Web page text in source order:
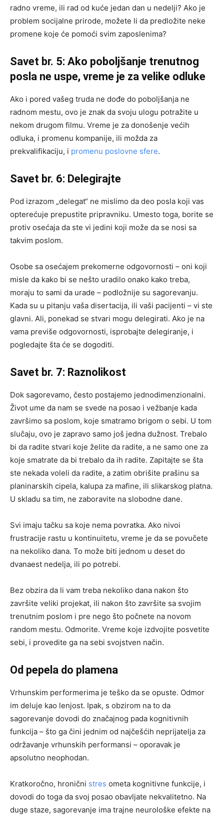
radno vreme, ili rad od kuće jedan dan u nedelji? Ako je
problem socijalne prirode, možete li da predložite neke
promene koje će pomoći svim zaposlenima?
Savet br. 5: Ako poboljšanje trenutnog
posla ne uspe, vreme je za velike odluke
Ako i pored vašeg truda ne dođe do poboljšanja ne
radnom mestu, ovo je znak da svoju ulogu potražite u
nekom drugom filmu. Vreme je za donošenje većih
odluka, i promenu kompanije, ili možda za
prekvalifikaciju, i promenu poslovne sfere.
Savet br. 6: Delegirajte
Pod izrazom „delegat“ ne mislimo da deo posla koji vas
opterećuje prepustite pripravniku. Umesto toga, borite se
protiv osećaja da ste vi jedini koji može da se nosi sa
takvim poslom.
Osobe sa osećajem prekomerne odgovornosti – oni koji
misle da kako bi se nešto uradilo onako kako treba,
moraju to sami da urade – podložnije su sagorevanju.
Kada su u pitanju vaša disertacija, ili vaši pacijenti – vi ste
glavni. Ali, ponekad se stvari mogu delegirati. Ako je na
vama previše odgovornosti, isprobajte delegiranje, i
pogledajte šta će se dogoditi.
Savet br. 7: Raznolikost
Dok sagorevamo, često postajemo jednodimenzionalni.
Život ume da nam se svede na posao i vežbanje kada
završimo sa poslom, koje smatramo brigom o sebi. U tom
slučaju, ovo je zapravo samo još jedna dužnost. Trebalo
bi da radite stvari koje želite da radite, a ne samo one za
koje smatrate da bi trebalo da ih radite. Zapitajte se šta
ste nekada voleli da radite, a zatim obrišite prašinu sa
planinarskih cipela, kalupa za mafine, ili slikarskog platna.
U skladu sa tim, ne zaboravite na slobodne dane.
Svi imaju tačku sa koje nema povratka. Ako nivoi
frustracije rastu u kontinuitetu, vreme je da se povučete
na nekoliko dana. To može biti jednom u deset do
dvanaest nedelja, ili po potrebi.
Bez obzira da li vam treba nekoliko dana nakon što
završite veliki projekat, ili nakon što završite sa svojim
trenutnim poslom i pre nego što počnete na novom
random mestu. Odmorite. Vreme koje izdvojite posvetite
sebi, i provedite ga na sebi svojstven način.
Od pepela do plamena
Vrhunskim performerima je teško da se opuste. Odmor
im deluje kao lenjost. Ipak, s obzirom na to da
sagorevanje dovodi do značajnog pada kognitivnih
funkcija – što ga čini jednim od najčešćih neprijatelja za
održavanje vrhunskih performansi – oporavak je
apsolutno neophodan.
Kratkoročno, hronični stres ometa kognitivne funkcije, i
dovodi do toga da svoj posao obavljate nekvalitetno. Na
duge staze, sagorevanje ima trajne neurološke efekte na